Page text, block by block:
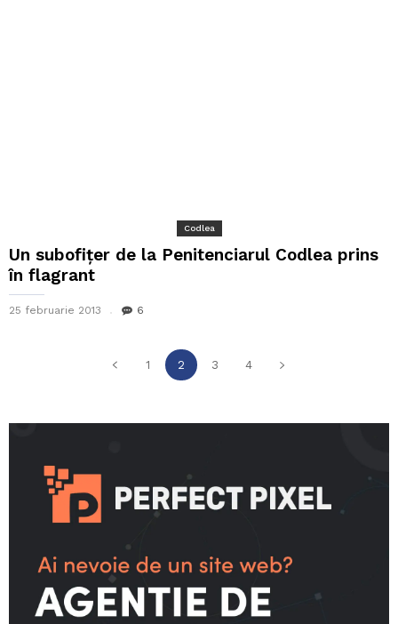
Codlea
Un subofițer de la Penitenciarul Codlea prins
în flagrant
25 februarie 2013 6
1 2 3 4